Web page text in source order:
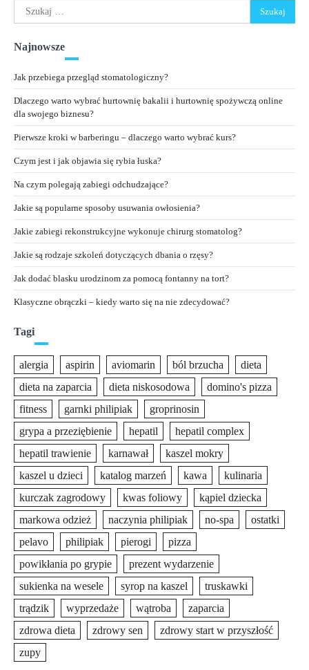
Szukaj:
Najnowsze
Jak przebiega przegląd stomatologiczny?
Dlaczego warto wybrać hurtownię bakalii i hurtownię spożywczą online
dla swojego biznesu?
Pierwsze kroki w barberingu – dlaczego warto wybrać kurs?
Czym jest i jak objawia się rybia łuska?
Na czym polegają zabiegi odchudzające?
Jakie są popularne sposoby usuwania owłosienia?
Jakie zabiegi rekonstrukcyjne wykonuje chirurg stomatolog?
Jakie są rodzaje szkoleń dotyczących dbania o rzęsy?
Jak dodać blasku urodzinom za pomocą fontanny na tort?
Klasyczne obrączki – kiedy warto się na nie zdecydować?
Tagi
alergia aspirin aviomarin ból brzucha
dieta
dieta na zaparcia
dieta niskosodowa
domino's pizza
fitness
garnki philipiak
groprinosin
grypa a przeziębienie
hepatil
hepatil complex
hepatil trawienie
karnawał
kaszel mokry
kaszel u dzieci
katalog marzeń kawa
kulinaria
kurczak zagrodowy
kwas foliowy
kąpiel dziecka
markowa odzież
naczynia philipiak no-spa
ostatki
pelavo
philipiak pierogi
pizza
powikłania po grypie
prezent wydarzenie
sukienka na wesele
syrop na kaszel
truskawki
trądzik
wyprzedaże wątroba
zaparcia
zdrowa dieta
zdrowy sen
zdrowy start w przyszłość
zupy